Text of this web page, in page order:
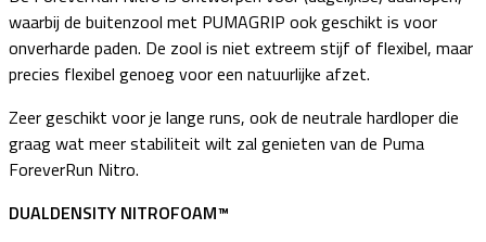
waarbij de buitenzool met PUMAGRIP ook geschikt is voor
onverharde paden. De zool is niet extreem stijf of flexibel, maar
precies flexibel genoeg voor een natuurlijke afzet.
Zeer geschikt voor je lange runs, ook de neutrale hardloper die
graag wat meer stabiliteit wilt zal genieten van de Puma
ForeverRun Nitro.
DUALDENSITY NITROFOAM™